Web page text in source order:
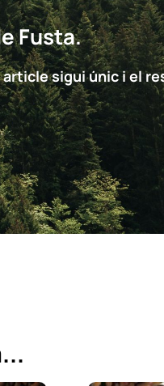
Fusta.
sigui únic i el